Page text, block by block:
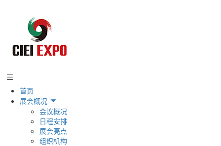
首页
展会概况
会议概况
日程安排
展会亮点
组织机构